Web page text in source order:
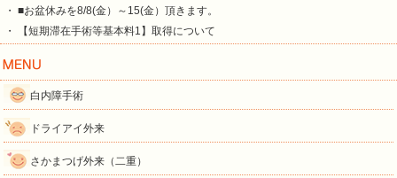
・ ■お盆休みを8/8(金）～15(金）頂きます。
・ 【短期滞在手術等基本料1】取得について
白内障手術
ドライアイ外来
さかまつげ外来（二重）